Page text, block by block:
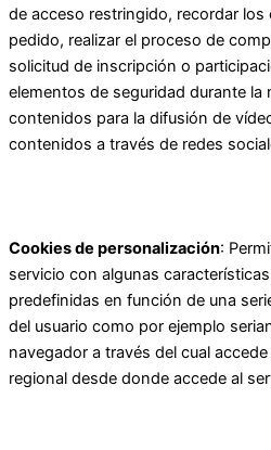
de acceso restringido, recordar los
pedido, realizar el proceso de
solicitud de inscripción o
elementos de seguridad durante la
contenidos para la difusión de
contenidos a través de redes
Cookies de personalización:
servicio con algunas
predefinidas en función de una
del usuario como por ejemplo
navegador a través del cual
regional desde donde accede al